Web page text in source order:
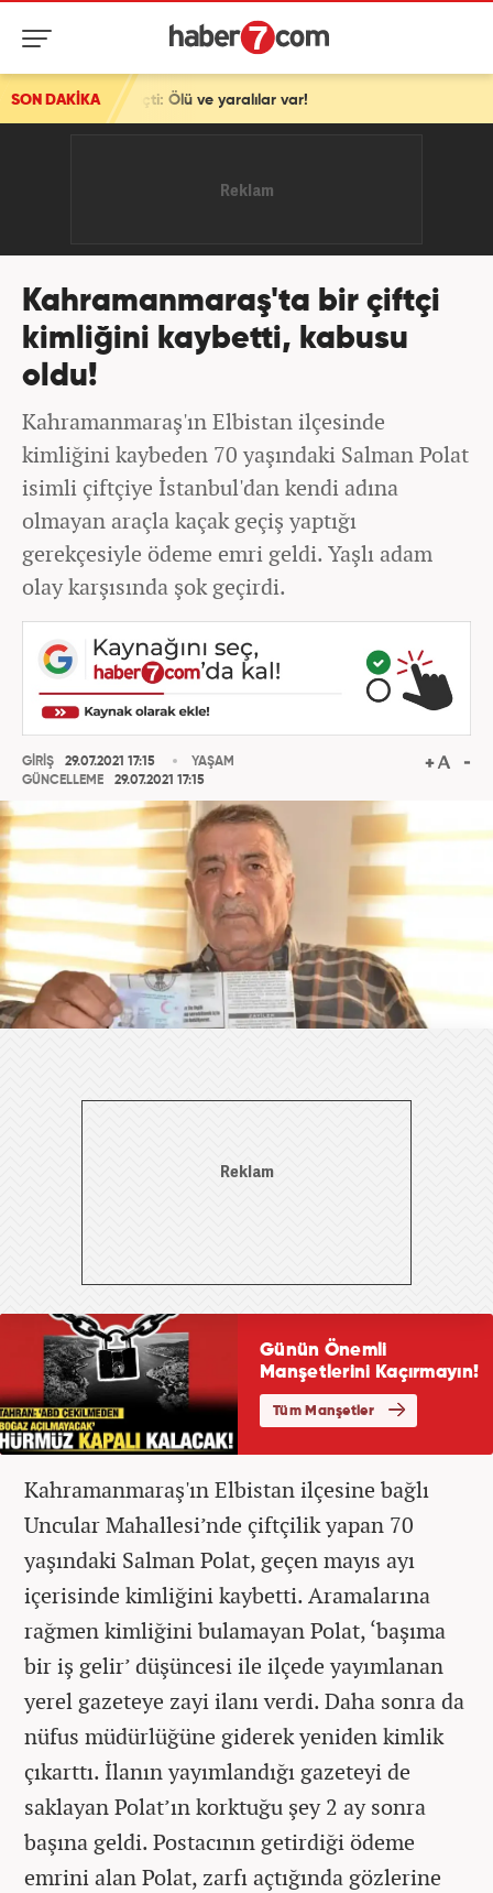
SON DAKİKA
Ölü ve yaralılar var!
Kahramanmaraş'ta bir çiftçi
kimliğini kaybetti, kabusu
oldu!
Kahramanmaraş'ın Elbistan ilçesinde
kimliğini kaybeden 70 yaşındaki Salman Polat
isimli çiftçiye İstanbul'dan kendi adına
olmayan araçla kaçak geçiş yaptığı
gerekçesiyle ödeme emri geldi. Yaşlı adam
olay karşısında şok geçirdi.
GİRİŞ
29.07.2021 17:15
GÜNCELLEME
29.07.2021 17:15
YAŞAM
Kahramanmaraş'ın Elbistan ilçesine bağlı
Uncular Mahallesi’nde çiftçilik yapan 70
yaşındaki Salman Polat, geçen mayıs ayı
içerisinde kimliğini kaybetti. Aramalarına
rağmen kimliğini bulamayan Polat, ‘başıma
bir iş gelir’ düşüncesi ile ilçede yayımlanan
yerel gazeteye zayi ilanı verdi. Daha sonra da
nüfus müdürlüğüne giderek yeniden kimlik
çıkarttı. İlanın yayımlandığı gazeteyi de
saklayan Polat’ın korktuğu şey 2 ay sonra
başına geldi. Postacının getirdiği ödeme
emrini alan Polat, zarfı açtığında gözlerine